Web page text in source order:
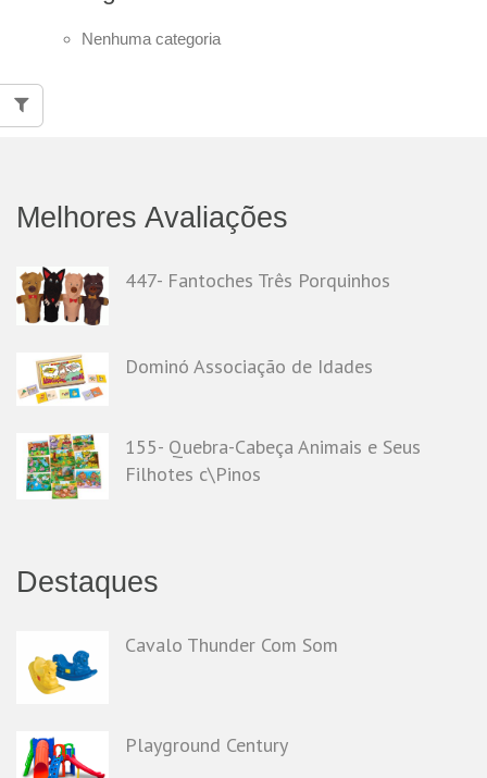
Nenhuma categoria
Melhores Avaliações
447- Fantoches Três Porquinhos
Dominó Associação de Idades
155- Quebra-Cabeça Animais e Seus
Filhotes c\Pinos
Destaques
Cavalo Thunder Com Som
Playground Century